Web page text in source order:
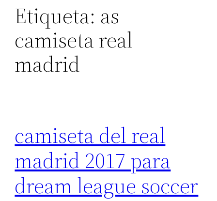
Etiqueta: as
camiseta real
madrid
camiseta del real
madrid 2017 para
dream league soccer